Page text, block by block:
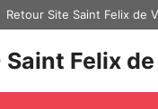
Retour Site Saint Felix de
Saint Felix